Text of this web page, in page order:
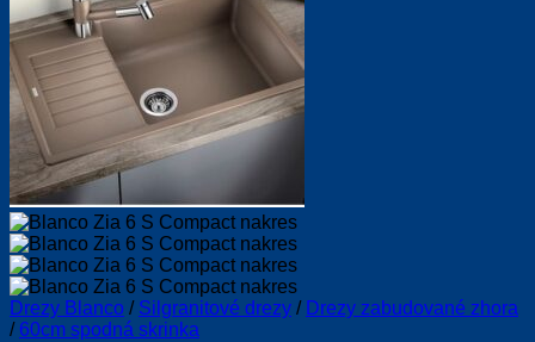
Drezy Blanco / Silgranitové drezy / Drezy zabudované zhora
/ 60cm spodná skrinka